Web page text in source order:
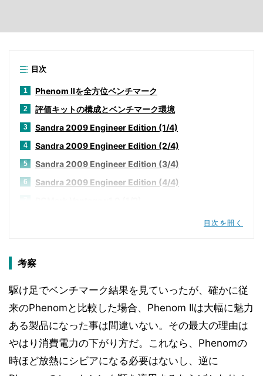
目次
1 Phenom IIを全方位ベンチマーク
2 評価キットの構成とベンチマーク環境
3 Sandra 2009 Engineer Edition (1/4)
4 Sandra 2009 Engineer Edition (2/4)
5 Sandra 2009 Engineer Edition (3/4)
6 Sandra 2009 Engineer Edition (4/4)
12 3DMark Vantage v1.0
13 Game Benchmarks (1/2)
14 Game Benchmarks (2/2)
15 TMPGEnc4 XP 4.6.3.268 英語版
16 MainConcept Reference+H.264/AVC 1.6.1
目次を開く
考察
駆け足でベンチマーク結果を見ていったが、確かに従
来のPhenomと比較した場合、Phenom IIは大幅に魅力
ある製品になった事は間違いない。その最大の理由は
やはり消費電力の下がり方だ。これなら、Phenomの
時ほど放熱にシビアになる必要はないし、逆に